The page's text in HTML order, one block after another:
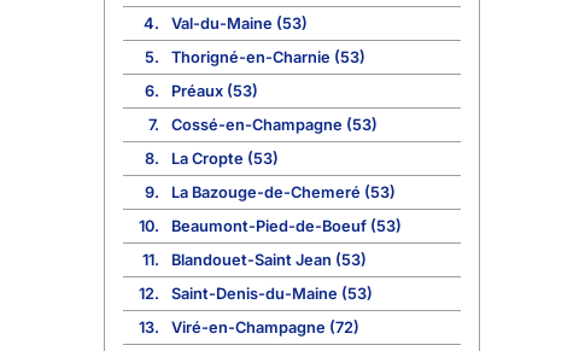
4.
Val-du-Maine (53)
5.
Thorigné-en-Charnie (53)
6.
Préaux (53)
7.
Cossé-en-Champagne (53)
8.
La Cropte (53)
9.
La Bazouge-de-Chemeré (53)
10.
Beaumont-Pied-de-Boeuf (53)
11.
Blandouet-Saint Jean (53)
12.
Saint-Denis-du-Maine (53)
13.
Viré-en-Champagne (72)